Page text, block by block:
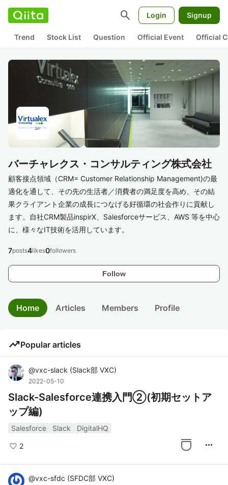
search Login Signup
Trend Stock List Question Official Event Official
バーチャレクス・コンサルティング株式会社
顧客接点領域（CRM= Customer Relationship Management)の最
適化を通して、その先の生活者／消費者の満足度を高め、その結
果クライアント企業の成長につなげる好循環の社会作りに貢献し
ます。自社CRM製品inspirX、Salesforceサービス、AWS 等を中心
に、様々なIT技術を活用しています。
Follow
7posts4likes0followers
Home Articles Members Profile
trending_upPopular articles
@vxc-slack (Slack部 VXC)
2022-05-10
Slack-Salesforce連携入門②(初期セットア
ップ編)
Salesforce Slack DigitalHQ
2 more_horiz
@vxc-sfdc (SFDC部 VXC)